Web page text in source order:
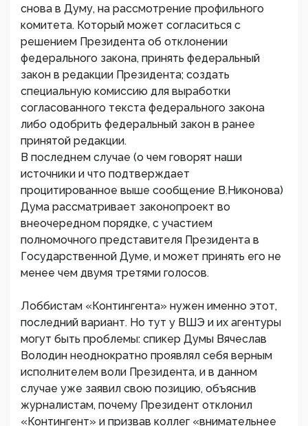
снова в Думу, на рассмотрение профильного
комитета. Который может согласиться с
решением Президента об отклонении
федерального закона, принять федеральный
закон в редакции Президента; создать
специальную комиссию для выработки
согласованного текста федерального закона
либо одобрить федеральный закон в ранее
принятой редакции.
В последнем случае (о чем говорят наши
источники и что подтверждает
процитированное выше сообщение В.Никонова)
Дума рассматривает законопроект во
внеочередном порядке, с участием
полномочного представителя Президента в
Государственной Думе, и может принять его не
менее чем двумя третями голосов.
Лоббистам «Контингента» нужен именно этот,
последний вариант. Но тут у ВШЭ и их агентуры
могут быть проблемы: спикер Думы Вячеслав
Володин неоднократно проявлял себя верным
исполнителем воли Президента, и в данном
случае уже заявил свою позицию, объяснив
журналистам, почему Президент отклонил
«Контингент» и призвав коллег «внимательнее